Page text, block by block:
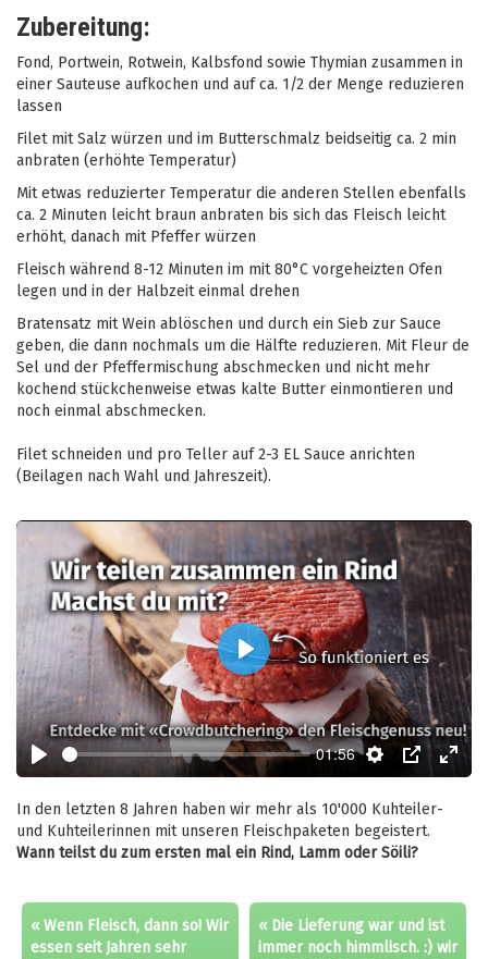
Zubereitung:
Fond, Portwein, Rotwein, Kalbsfond sowie Thymian zusammen in
einer Sauteuse aufkochen und auf ca. 1/2 der Menge reduzieren
lassen
Filet mit Salz würzen und im Butterschmalz beidseitig ca. 2 min
anbraten (erhöhte Temperatur)
Mit etwas reduzierter Temperatur die anderen Stellen ebenfalls
ca. 2 Minuten leicht braun anbraten bis sich das Fleisch leicht
erhöht, danach mit Pfeffer würzen
Fleisch während 8-12 Minuten im mit 80°C vorgeheizten Ofen
legen und in der Halbzeit einmal drehen
Bratensatz mit Wein ablöschen und durch ein Sieb zur Sauce
geben, die dann nochmals um die Hälfte reduzieren. Mit Fleur de
Sel und der Pfeffermischung abschmecken und nicht mehr
kochend stückchenweise etwas kalte Butter einmontieren und
noch einmal abschmecken.
Filet schneiden und pro Teller auf 2-3 EL Sauce anrichten
(Beilagen nach Wahl und Jahreszeit).
Play
01:56
Settings
PIP Enter
Play
In den letzten 8 Jahren haben wir mehr als 10'000 Kuhteiler-
und Kuhteilerinnen mit unseren Fleischpaketen begeistert.
Wann teilst du zum ersten mal ein Rind, Lamm oder Söili?
« Wenn Fleisch, dann so! Wir
essen seit Jahren sehr
« Die Lieferung war und ist
immer noch himmlisch. :) wir